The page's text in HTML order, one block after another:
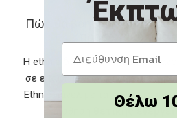
Πώς θα βοηθήσει στην
προσωπική σας
Η ethnic διακόσμηση εμπνέει
σε επαφή με την πολιτισμική
Ethnic πάνελ με τα χρυσά του
θετικής
Θέλω